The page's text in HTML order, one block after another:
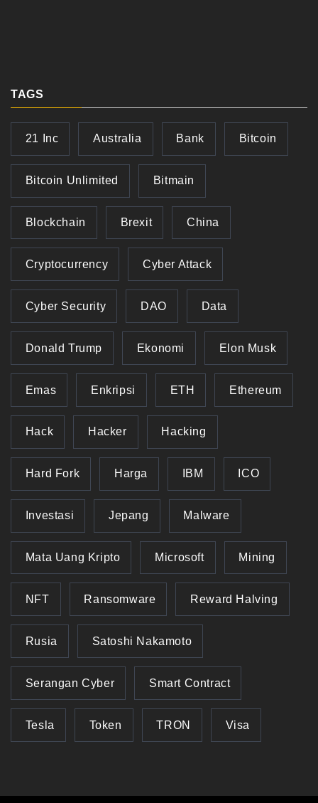
TAGS
21 Inc Australia Bank Bitcoin
Bitcoin Unlimited Bitmain
Blockchain Brexit China
Cryptocurrency Cyber Attack
Cyber Security DAO Data
Donald Trump Ekonomi Elon Musk
Emas Enkripsi ETH Ethereum
Hack Hacker Hacking
Hard Fork Harga IBM ICO
Investasi Jepang Malware
Mata Uang Kripto Microsoft Mining
NFT Ransomware Reward Halving
Rusia Satoshi Nakamoto
Serangan Cyber Smart Contract
Tesla Token TRON Visa